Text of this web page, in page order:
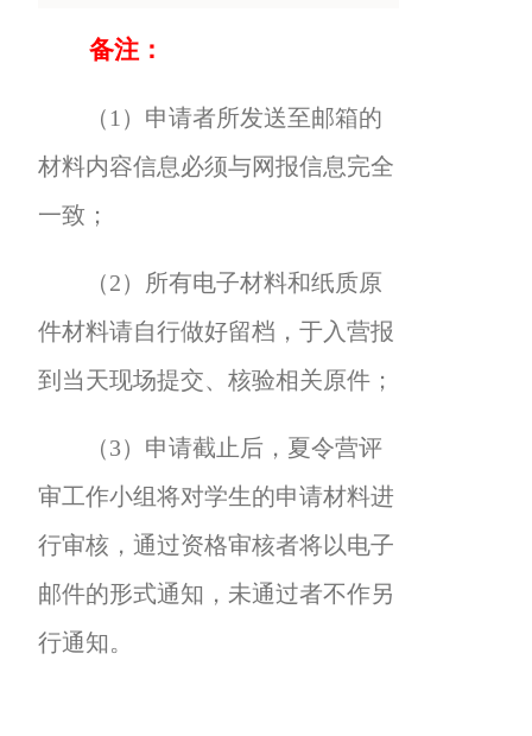
备注：
（1）申请者所发送至邮箱的
材料内容信息必须与网报信息完全
一致；
（2）所有电子材料和纸质原
件材料请自行做好留档，于入营报
到当天现场提交、核验相关原件；
（3）申请截止后，夏令营评
审工作小组将对学生的申请材料进
行审核，通过资格审核者将以电子
邮件的形式通知，未通过者不作另
行通知。